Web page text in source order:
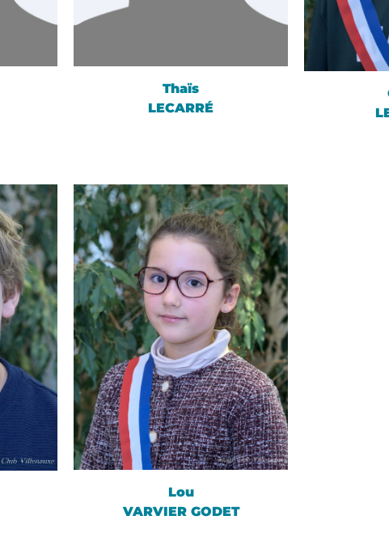
Thaïs
LECARRÉ
Lou
VARVIER GODET